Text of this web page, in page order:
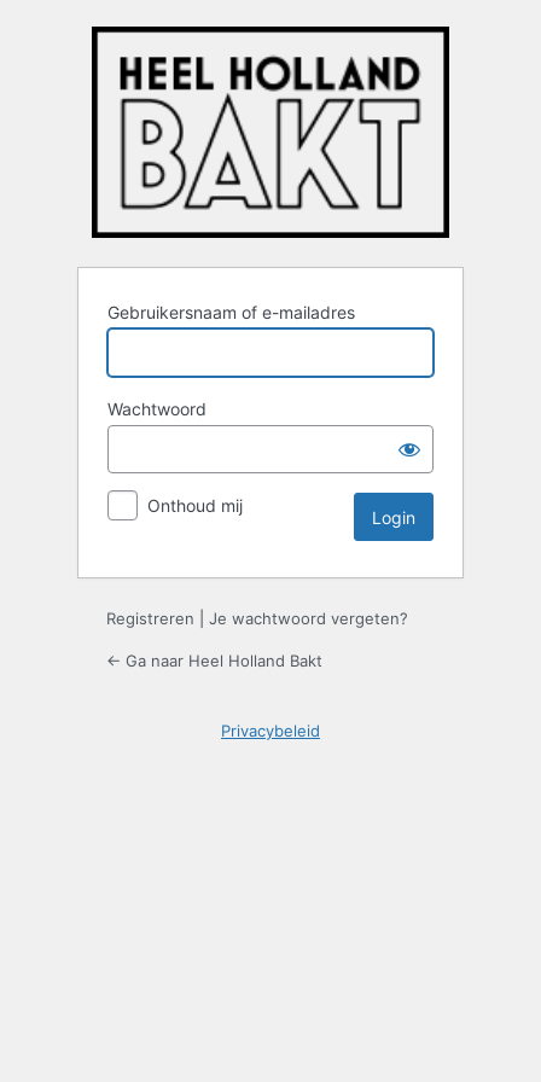
Gebruikersnaam of e-mailadres
Wachtwoord
Onthoud mij
Registreren Je wachtwoord vergeten?
← Ga naar Heel Holland Bakt
Privacybeleid